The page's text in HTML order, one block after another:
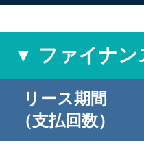
▼ ファイナン
リース期間
（支払回数）